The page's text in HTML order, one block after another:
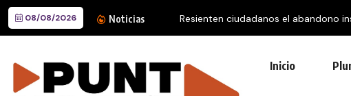
08/08/2026 Noticias Resienten ciudadanos el abandono
Inicio